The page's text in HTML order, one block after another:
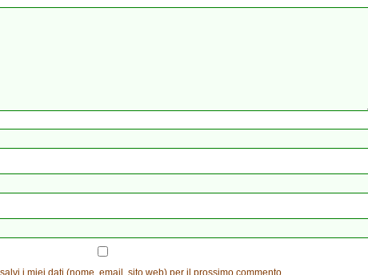
i miei dati (nome, email, sito web) per il prossimo commento.